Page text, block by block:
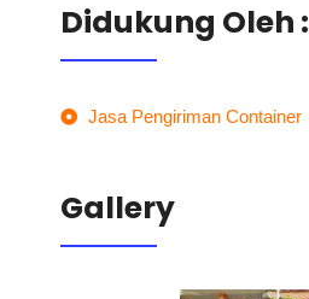
Didukung Oleh :
Jasa Pengiriman Container
Gallery